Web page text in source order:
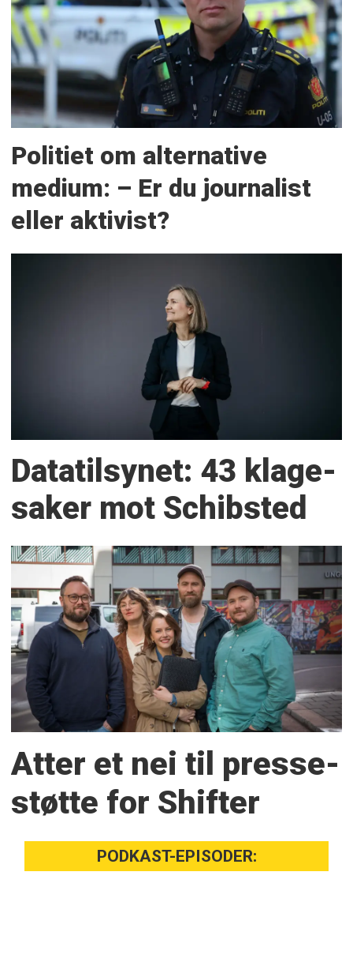
Politiet om alternative
medium: – Er du journalist
eller aktivist?
Datatilsynet: 43 klage­
saker mot Schibsted
Atter et nei til presse­
støtte for Shifter
PODKAST-EPISODER: